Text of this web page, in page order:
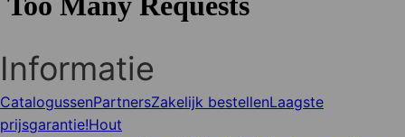
Informatie
CatalogussenPartnersZakelijk bestellenLaagste
prijsgarantie!Hout